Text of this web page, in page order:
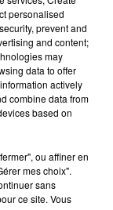
05/25 À
Brive,
avec les
terrain.
personalised
prevent and
and content;
may
data to offer
actively
combine data from
based on
ou affiner en
mes choix".
sans
ce site. Vous